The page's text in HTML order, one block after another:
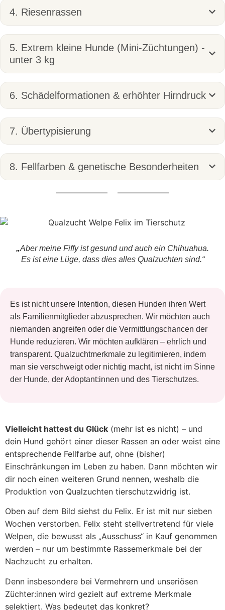
4. Riesenrassen
5. Extrem kleine Hunde (Mini-Züchtungen) -
unter 3 kg
6. Schädelformationen & erhöhter Hirndruck
7. Übertypisierung
8. Fellfarben & genetische Besonderheiten
„Aber meine Fiffy ist gesund und auch ein Chihuahua.
Es ist eine Lüge, dass dies alles Qualzuchten sind.“
Es ist nicht unsere Intention, diesen Hunden ihren Wert
als Familienmitglieder abzusprechen. Wir möchten auch
niemanden angreifen oder die Vermittlungschancen der
Hunde reduzieren. Wir möchten aufklären – ehrlich und
transparent. Qualzuchtmerkmale zu legitimieren, indem
man sie verschweigt oder nichtig macht, ist nicht im Sinne
der Hunde, der Adoptant:innen und des Tierschutzes.
Vielleicht hattest du Glück (mehr ist es nicht) – und
dein Hund gehört einer dieser Rassen an oder weist eine
entsprechende Fellfarbe auf, ohne (bisher)
Einschränkungen im Leben zu haben. Dann möchten wir
dir noch einen weiteren Grund nennen, weshalb die
Produktion von Qualzuchten tierschutzwidrig ist.
Oben auf dem Bild siehst du Felix. Er ist mit nur sieben
Wochen verstorben. Felix steht stellvertretend für viele
Welpen, die bewusst als „Ausschuss“ in Kauf genommen
werden – nur um bestimmte Rassemerkmale bei der
Nachzucht zu erhalten.
Denn insbesondere bei Vermehrern und unseriösen
Züchter:innen wird gezielt auf extreme Merkmale
selektiert. Was bedeutet das konkret?